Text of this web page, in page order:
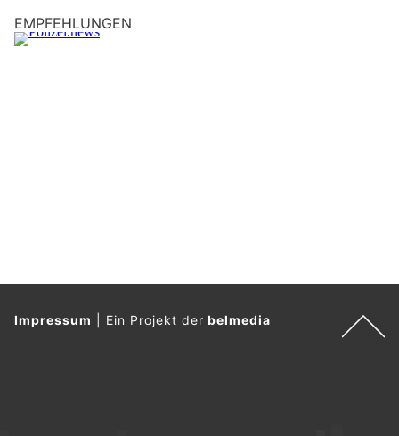
EMPFEHLUNGEN
Impressum Ein Projekt derbelmedia